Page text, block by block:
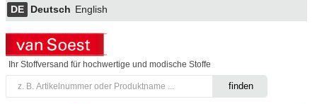
DE Deutsch English
Ihr Stoffversand für hochwertige und modische Stoffe